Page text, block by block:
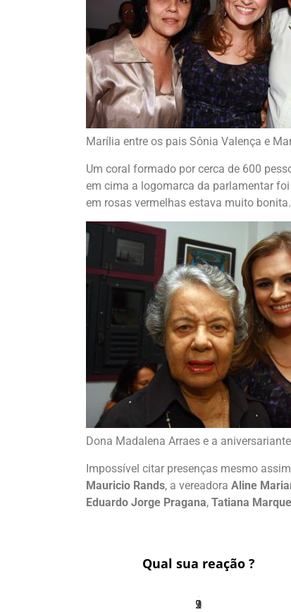
Marília entre os pais Sônia Valença e
Um coral formado por cerca de 600
em cima a logomarca da parlamentar
em rosas vermelhas estava muito bonita.
Dona Madalena Arraes e a aniversariante
Impossível citar presenças mesmo
Mauricio Rands, a vereadora Aline
Eduardo Jorge Pragana, Tatiana
Qual sua reação ?
3
1
2
9